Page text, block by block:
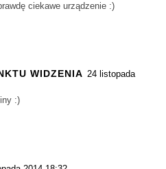
ciekawe urządzenie :)
WIDZENIA 24 listopada
:)